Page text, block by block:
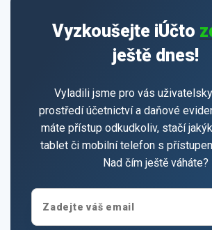
Vyzkoušejte iÚčto
ještě dnes!
Vyladili jsme pro vás
prostředí účetnictví a daňové
máte přístup odkudkoliv, stačí
tablet či mobilní telefon s
Nad čím ještě váháte?